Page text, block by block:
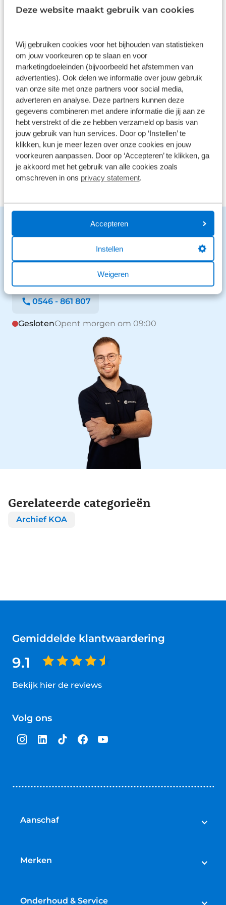
Deze website maakt gebruik van cookies
Wij gebruiken cookies voor het bijhouden van statistieken
om jouw voorkeuren op te slaan en voor
marketingdoeleinden (bijvoorbeeld het afstemmen van
advertenties). Ook delen we informatie over jouw gebruik
van onze site met onze partners voor social media,
adverteren en analyse. Deze partners kunnen deze
gegevens combineren met andere informatie die jij aan ze
hebt verstrekt of die ze hebben verzameld op basis van
jouw gebruik van hun services. Door op ‘Instellen’ te
klikken, kun je meer lezen over onze cookies en jouw
voorkeuren aanpassen. Door op ‘Accepteren’ te klikken, ga
je akkoord met het gebruik van alle cookies zoals
omschreven in ons privacy statement.
Accepteren
Instellen
Weigeren
9,0
5
4 290 reviews
3 61 reviews
2 41 reviews
1 26 reviews
Bekijk alle reviews
Benieuwd naar de mogelijkheden?
We staan voor je klaar en helpen graag.
Stuur een bericht
Stuur een WhatsApp
0546 - 861 807
GeslotenOpent morgen om 09:00
Gerelateerde categorieën
Archief KOA
Gemiddelde klantwaardering
9.1
Bekijk hier de reviews
van
sterren
Volg ons
Aanschaf
Speed pedelecs
Merken
Gazelle
Onderhoud & Service